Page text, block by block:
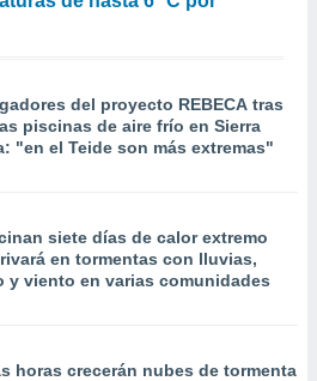
del proyecto REBECA tras
piscinas de aire frío en Sierra
"en el Teide son más extremas"
siete días de calor extremo
en tormentas con lluvias,
y viento en varias comunidades
horas crecerán nubes de tormenta